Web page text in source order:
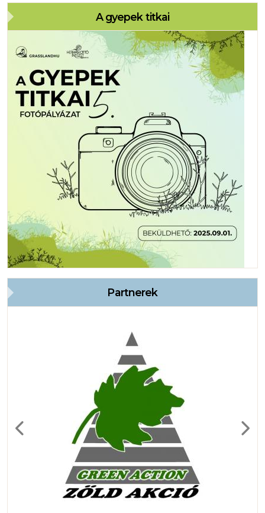
A gyepek titkai
Partnerek
Previous Next